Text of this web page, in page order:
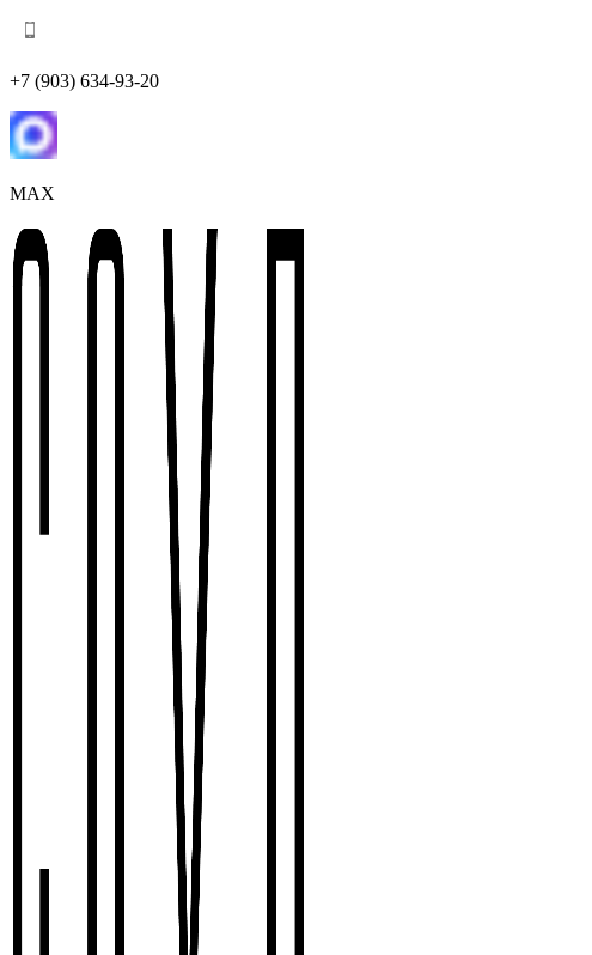
+7 (903) 634-93-20
MAX